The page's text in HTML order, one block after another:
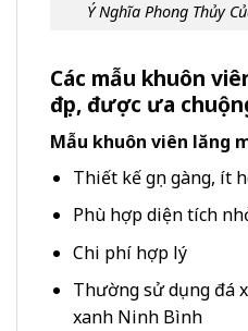
Ý Nghĩa Phong Thủy
Các mẫu khuôn
đẹp, được ưa
Mẫu khuôn viên lăng
Thiết kế gọn gàng, ít
Phù hợp diện tích
Chi phí hợp lý
Thường sử dụng đá
xanh Ninh Bình